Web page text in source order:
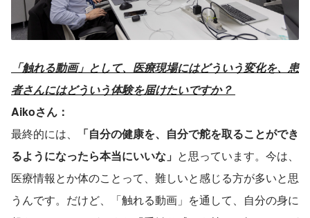
「触れる動画」として、医療現場にはどういう変化を、患
者さんにはどういう体験を届けたいですか？
Aikoさん：
最終的には、
「自分の健康を、自分で舵を取ることができ
るようになったら本当にいいな」 と思っています。今は、
医療情報とか体のことって、難しいと感じる方が多いと思
うんです。だけど、「触れる動画」を通して、自分の身に